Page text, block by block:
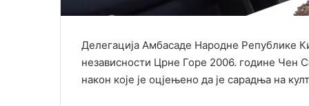
Делегација Амбасаде Народне Републике
независности Црне Горе 2006. године Чен
након које је оцјењено да је сарадња на